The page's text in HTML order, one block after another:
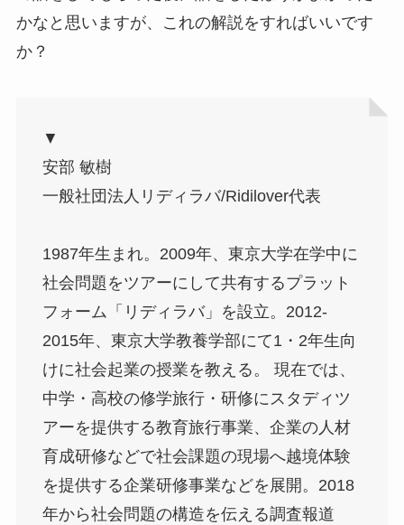
かなと思いますが、これの解説をすればいいです
か？
▼
安部 敏樹
一般社団法人リディラバ/Ridilover代表
1987年生まれ。2009年、東京大学在学中に
社会問題をツアーにして共有するプラット
フォーム「リディラバ」を設立。2012-
2015年、東京大学教養学部にて1・2年生向
けに社会起業の授業を教える。 現在では、
中学・高校の修学旅行・研修にスタディツ
アーを提供する教育旅行事業、企業の人材
育成研修などで社会課題の現場へ越境体験
を提供する企業研修事業などを展開。2018
年から社会問題の構造を伝える調査報道